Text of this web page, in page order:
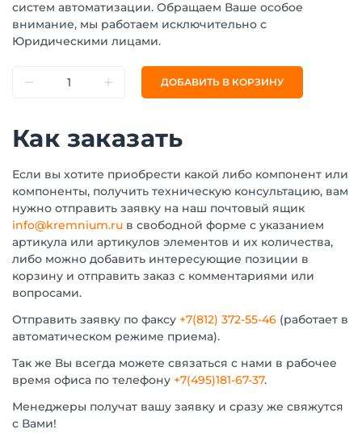
систем автоматизации. Обращаем Ваше особое
внимание, мы работаем исключительно с
Юридическими лицами.
ДОБАВИТЬ В КОРЗИНУ
Как заказать
Если вы хотите приобрести какой либо компонент или
компоненты, получить техническую консультацию, вам
нужно отправить заявку на наш почтовый ящик
info@kremnium.ru в свободной форме с указанием
артикула или артикулов элементов и их количества,
либо можно добавить интересующие позиции в
корзину и отправить заказ с комментариями или
вопросами.
Отправить заявку по факсу +7(812) 372-55-46 (работает в
автоматическом режиме приема).
Так же Вы всегда можете связаться с нами в рабочее
время офиса по телефону +7(495)181-67-37.
Менеджеры получат вашу заявку и сразу же свяжутся
с Вами!